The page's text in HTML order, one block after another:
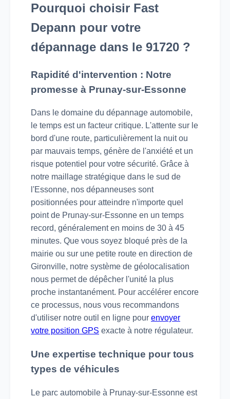
Pourquoi choisir Fast
Depann pour votre
dépannage dans le 91720 ?
Rapidité d'intervention : Notre
promesse à Prunay-sur-Essonne
Dans le domaine du dépannage automobile,
le temps est un facteur critique. L'attente sur le
bord d'une route, particulièrement la nuit ou
par mauvais temps, génère de l'anxiété et un
risque potentiel pour votre sécurité. Grâce à
notre maillage stratégique dans le sud de
l'Essonne, nos dépanneuses sont
positionnées pour atteindre n'importe quel
point de Prunay-sur-Essonne en un temps
record, généralement en moins de 30 à 45
minutes. Que vous soyez bloqué près de la
mairie ou sur une petite route en direction de
Gironville, notre système de géolocalisation
nous permet de dépêcher l'unité la plus
proche instantanément. Pour accélérer encore
ce processus, nous vous recommandons
d'utiliser notre outil en ligne pour envoyer
votre position GPS exacte à notre régulateur.
Une expertise technique pour tous
types de véhicules
Le parc automobile à Prunay-sur-Essonne est